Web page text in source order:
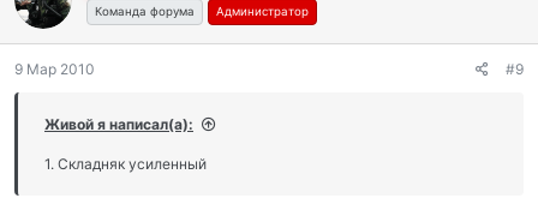
г
о
а
и
и
Команда форума Администратор
9 Мар 2010 #9
Живой я написал(а):
1. Складняк усиленный